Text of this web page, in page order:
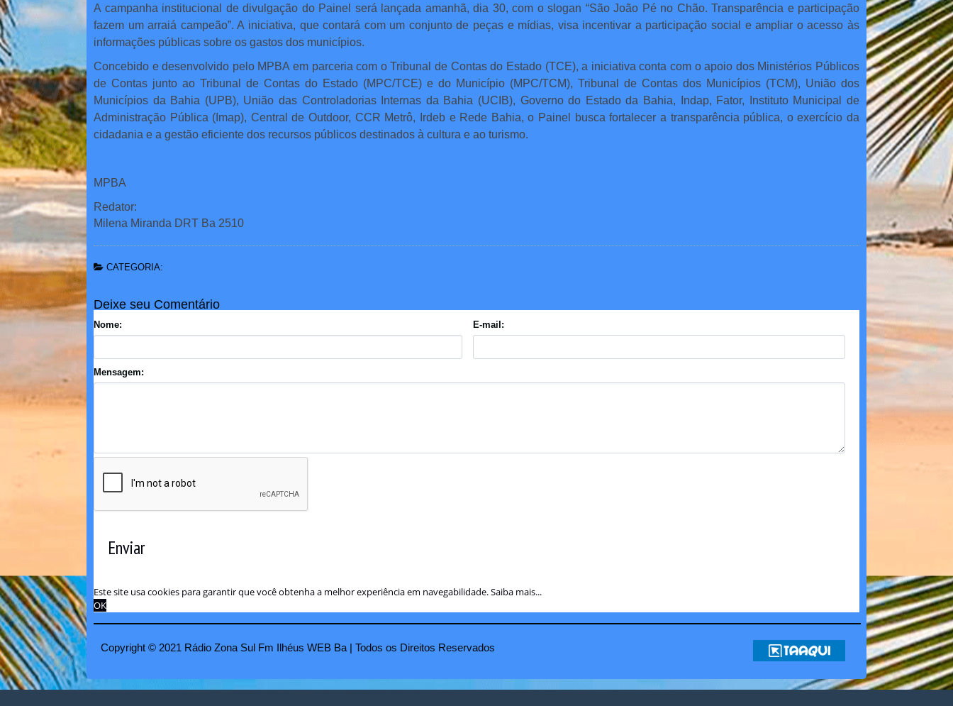
A campanha institucional de divulgação do Painel será lançada amanhã, dia 30, com o slogan “São João Pé no Chão. Transparência e participação
fazem um arraiá campeão”. A iniciativa, que contará com um conjunto de peças e mídias, visa incentivar a participação social e ampliar o acesso às
informações públicas sobre os gastos dos municípios.
Concebido e desenvolvido pelo MPBA em parceria com o Tribunal de Contas do Estado (TCE), a iniciativa conta com o apoio dos Ministérios Públicos
de Contas junto ao Tribunal de Contas do Estado (MPC/TCE) e do Município (MPC/TCM), Tribunal de Contas dos Municípios (TCM), União dos
Municípios da Bahia (UPB), União das Controladorias Internas da Bahia (UCIB), Governo do Estado da Bahia, Indap, Fator, Instituto Municipal de
Administração Pública (Imap), Central de Outdoor, CCR Metrô, Irdeb e Rede Bahia, o Painel busca fortalecer a transparência pública, o exercício da
cidadania e a gestão eficiente dos recursos públicos destinados à cultura e ao turismo.
MPBA
Redator:
Milena Miranda DRT Ba 2510
CATEGORIA:
Deixe seu Comentário
Nome: E-mail:
Mensagem:
Enviar
Este site usa cookies para garantir que você obtenha a melhor experiência em navegabilidade.Saiba mais...
OK
Copyright © 2021 Rádio Zona Sul Fm Ilhéus WEB Ba | Todos os Direitos Reservados